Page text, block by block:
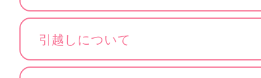
引越しについて